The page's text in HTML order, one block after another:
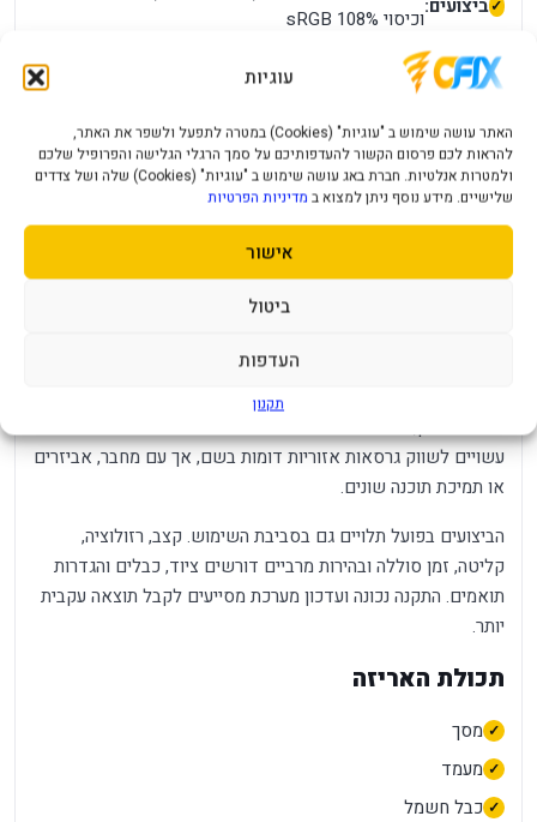
עוגיות
האתר עושה שימוש ב "עוגיות" (Cookies) במטרה לתפעל ולשפר את האתר,
להראות לכם פרסום הקשור להעדפותיכם על סמך הרגלי הגלישה והפרופיל שלכם
ולמטרות אנלטיות. חברת באג עושה שימוש ב "עוגיות" (Cookies) שלה ושל צדדים
שלישיים. מידע נוסף ניתן למצוא ב מדיניות הפרטיות
אישור
ביטול
העדפות
תקנון
ביצועים:וכיסוי 108% sRGB
חיבורים:2×HDMI 2.0, ‏DisplayPort 1.4 ויציאת אוזניות
‏Crosshair ו-OSD Sidekick
חשמל / סוללה:ספק פנימי; צריכה טיפוסית כ-18W
מידות
ומשקל:
VESA ‏100×100
תאימות:
מה חשוב לדעת לפני הרכישה?
אין רמקולים, USB-C או כיוון גובה. תמונות הגלריה הישנות אינן כולן
של GS27FC ויש להסתמך על הדגם בנוסף, מומלץ לבדוק את
עשויים לשווק גרסאות אזוריות דומות בשם, אך עם מחבר, אביזרים
או תמיכת תוכנה שונים.
הביצועים בפועל תלויים גם בסביבת השימוש. קצב, רזולוציה,
קליטה, זמן סוללה ובהירות מרביים דורשים ציוד, כבלים והגדרות
תואמים. התקנה נכונה ועדכון מערכת מסייעים לקבל תוצאה עקבית
יותר.
תכולת האריזה
מסך
מעמד
כבל חשמל